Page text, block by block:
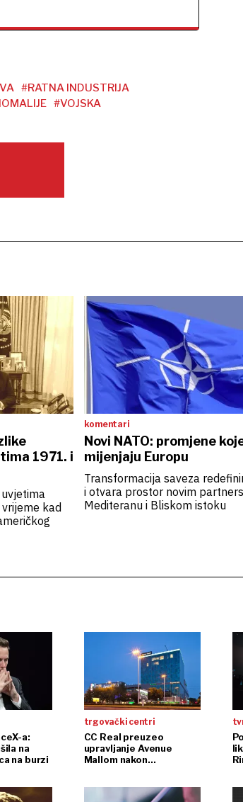
#RATNA INDUSTRIJA
#VOJSKA
1971. i
kad
komentari
Novi NATO: promjene
mijenjaju Europu
Transformacija saveza
i otvara prostor novim
Mediteranu i Bliskom istoku
a:
na
na burzi
trgovački centri
CC Real preuzeo
upravljanje Avenue
Mallom nakon